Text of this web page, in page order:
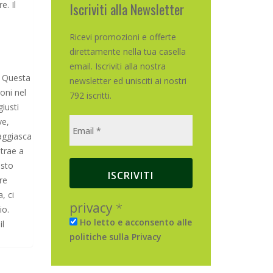
Il
nel
a
ci
Iscriviti alla Newsletter
Ricevi promozioni e offerte
direttamente nella tua casella
email. Iscriviti alla nostra
newsletter ed unisciti ai nostri
792 iscritti.
privacy *
Ho letto e acconsento alle
politiche sulla Privacy